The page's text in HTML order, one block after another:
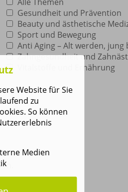
Gesundheit und Prävention
Beauty und ästhetische
Sport und Bewegung
Anti Aging – Alt werden, jung
Zahngesundheit und
Vitalstoffe und Ernährung
Website für Sie
zu
So können
Medien